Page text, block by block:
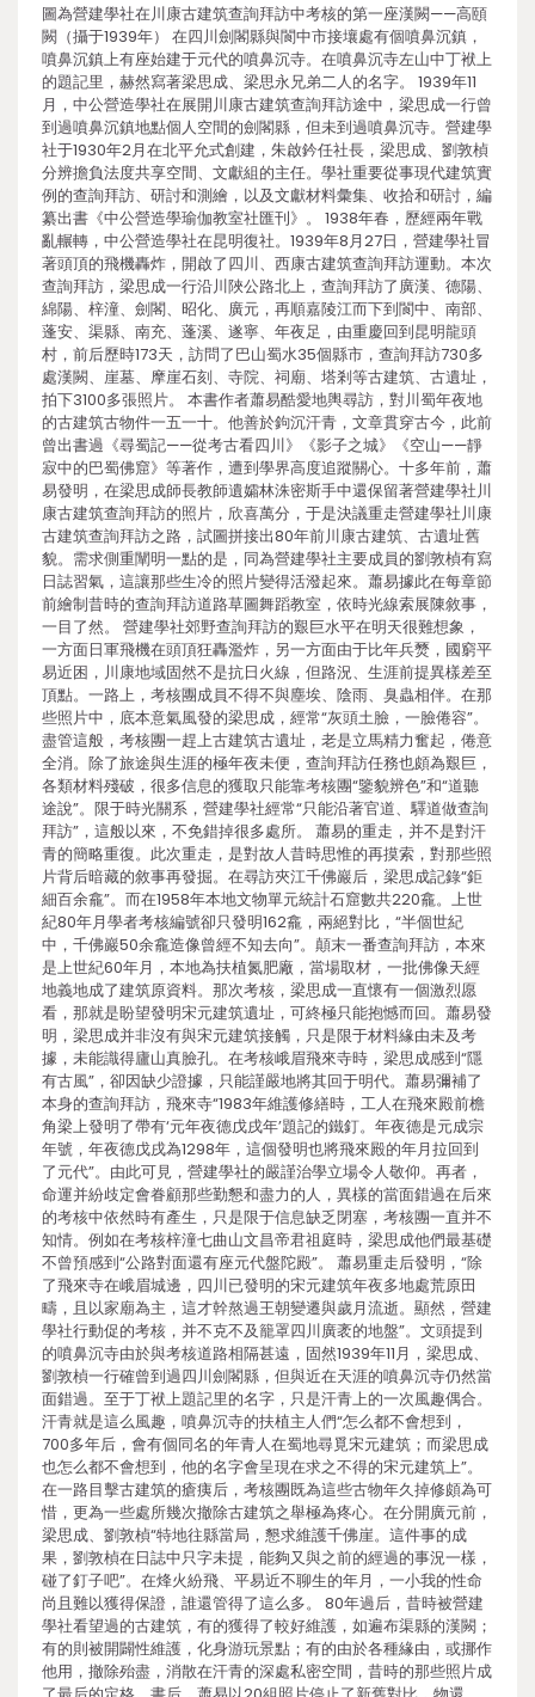
圖為營建學社在川康古建筑查詢拜訪中考核的第一座漢闕——高頤
闕（攝于1939年） 在四川劍閣縣與閬中市接壤處有個噴鼻沉鎮，
噴鼻沉鎮上有座始建于元代的噴鼻沉寺。在噴鼻沉寺左山中丁袱上
的題記里，赫然寫著梁思成、梁思永兄弟二人的名字。 1939年11
月，中公營造學社在展開川康古建筑查詢拜訪途中，梁思成一行曾
到過噴鼻沉鎮地點個人空間的劍閣縣，但未到過噴鼻沉寺。營建學
社于1930年2月在北平允式創建，朱啟鈐任社長，梁思成、劉敦楨
分辨擔負法度共享空間、文獻組的主任。學社重要從事現代建筑實
例的查詢拜訪、研討和測繪，以及文獻材料彙集、收拾和研討，編
纂出書《中公營造學瑜伽教室社匯刊》。 1938年春，歷經兩年戰
亂輾轉，中公營造學社在昆明復社。1939年8月27日，營建學社冒
著頭頂的飛機轟炸，開啟了四川、西康古建筑查詢拜訪運動。本次
查詢拜訪，梁思成一行沿川陜公路北上，查詢拜訪了廣漢、德陽、
綿陽、梓潼、劍閣、昭化、廣元，再順嘉陵江而下到閬中、南部、
蓬安、渠縣、南充、蓬溪、遂寧、年夜足，由重慶回到昆明龍頭
村，前后歷時173天，訪問了巴山蜀水35個縣市，查詢拜訪730多
處漢闕、崖墓、摩崖石刻、寺院、祠廟、塔剎等古建筑、古遺址，
拍下3100多張照片。 本書作者蕭易酷愛地輿尋訪，對川蜀年夜地
的古建筑古物件一五一十。他善於鉤沉汗青，文章貫穿古今，此前
曾出書過《尋蜀記——從考古看四川》《影子之城》《空山——靜
寂中的巴蜀佛窟》等著作，遭到學界高度追蹤關心。十多年前，蕭
易發明，在梁思成師長教師遺孀林洙密斯手中還保留著營建學社川
康古建筑查詢拜訪的照片，欣喜萬分，于是決議重走營建學社川康
古建筑查詢拜訪之路，試圖拼接出80年前川康古建筑、古遺址舊
貌。需求側重闡明一點的是，同為營建學社主要成員的劉敦楨有寫
日誌習氣，這讓那些生冷的照片變得活潑起來。蕭易據此在每章節
前繪制昔時的查詢拜訪道路草圖舞蹈教室，依時光線索展陳敘事，
一目了然。 營建學社郊野查詢拜訪的艱巨水平在明天很難想象，
一方面日軍飛機在頭頂狂轟濫炸，另一方面由于比年兵燹，國窮平
易近困，川康地域固然不是抗日火線，但路況、生涯前提異樣差至
頂點。一路上，考核團成員不得不與塵埃、陰雨、臭蟲相伴。在那
些照片中，底本意氣風發的梁思成，經常“灰頭土臉，一臉倦容”。
盡管這般，考核團一趕上古建筑古遺址，老是立馬精力奮起，倦意
全消。除了旅途與生涯的極年夜未便，查詢拜訪任務也頗為艱巨，
各類材料殘破，很多信息的獲取只能靠考核團“鑒貌辨色”和“道聽
途說”。限于時光關系，營建學社經常“只能沿著官道、驛道做查詢
拜訪”，這般以來，不免錯掉很多處所。 蕭易的重走，并不是對汗
青的簡略重復。此次重走，是對故人昔時思惟的再摸索，對那些照
片背后暗藏的敘事再發掘。在尋訪夾江千佛巖后，梁思成記錄“鉅
細百余龕”。而在1958年本地文物單元統計石窟數共220龕。上世
紀80年月學者考核編號卻只發明162龕，兩絕對比，“半個世紀
中，千佛巖50余龕造像曾經不知去向”。顛末一番查詢拜訪，本來
是上世紀60年月，本地為扶植氮肥廠，當場取材，一批佛像天經
地義地成了建筑原資料。那次考核，梁思成一直懷有一個激烈愿
看，那就是盼望發明宋元建筑遺址，可終極只能抱憾而回。蕭易發
明，梁思成并非沒有與宋元建筑接觸，只是限于材料緣由未及考
據，未能識得廬山真臉孔。在考核峨眉飛來寺時，梁思成感到“隱
有古風”，卻因缺少證據，只能謹嚴地將其回于明代。蕭易彌補了
本身的查詢拜訪，飛來寺“1983年維護修繕時，工人在飛來殿前檐
角梁上發明了帶有‘元年夜德戊戌年’題記的鐵釘。年夜德是元成宗
年號，年夜德戊戌為1298年，這個發明也將飛來殿的年月拉回到
了元代”。由此可見，營建學社的嚴謹治學立場令人敬仰。再者，
命運并紛歧定會眷顧那些勤懇和盡力的人，異樣的當面錯過在后來
的考核中依然時有產生，只是限于信息缺乏閉塞，考核團一直并不
知情。例如在考核梓潼七曲山文昌帝君祖庭時，梁思成他們最基礎
不曾預感到“公路對面還有座元代盤陀殿”。 蕭易重走后發明，“除
了飛來寺在峨眉城邊，四川已發明的宋元建筑年夜多地處荒原田
疇，且以家廟為主，這才幹熬過王朝變遷與歲月流逝。顯然，營建
學社行動促的考核，并不克不及籠罩四川廣袤的地盤”。文頭提到
的噴鼻沉寺由於與考核道路相隔甚遠，固然1939年11月，梁思成、
劉敦楨一行確曾到過四川劍閣縣，但與近在天涯的噴鼻沉寺仍然當
面錯過。至于丁袱上題記里的名字，只是汗青上的一次風趣偶合。
汗青就是這么風趣，噴鼻沉寺的扶植主人們“怎么都不會想到，
700多年后，會有個同名的年青人在蜀地尋覓宋元建筑；而梁思成
也怎么都不會想到，他的名字會呈現在求之不得的宋元建筑上”。
在一路目擊古建筑的瘡痍后，考核團既為這些古物年久掉修頗為可
惜，更為一些處所幾次撤除古建筑之舉極為疼心。在分開廣元前，
梁思成、劉敦楨“特地往縣當局，懇求維護千佛崖。這件事的成
果，劉敦楨在日誌中只字未提，能夠又與之前的經過的事況一樣，
碰了釘子吧”。在烽火紛飛、平易近不聊生的年月，一小我的性命
尚且難以獲得保證，誰還管得了這么多。 80年過后，昔時被營建
學社看望過的古建筑，有的獲得了較好維護，如遍布渠縣的漢闕；
有的則被開闢性維護，化身游玩景點；有的由於各種緣由，或挪作
他用，撤除殆盡，消散在汗青的深處私密空間，昔時的那些照片成